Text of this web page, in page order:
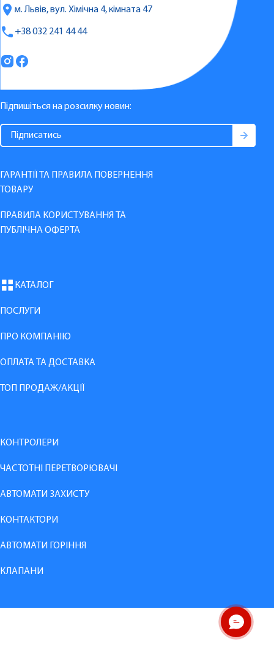
м. Львів, вул. Хімічна 4, кімната 47
+38 032 241 44 44
Підпишіться на розсилку новин:
ГАРАНТІЇ ТА ПРАВИЛА ПОВЕРНЕННЯ
ТОВАРУ
ПРАВИЛА КОРИСТУВАННЯ ТА
ПУБЛІЧНА ОФЕРТА
КАТАЛОГ
ПОСЛУГИ
ПРО КОМПАНІЮ
ОПЛАТА ТА ДОСТАВКА
ТОП ПРОДАЖ/АКЦІЇ
КОНТРОЛЕРИ
ЧАСТОТНІ ПЕРЕТВОРЮВАЧІ
АВТОМАТИ ЗАХИСТУ
КОНТАКТОРИ
АВТОМАТИ ГОРІННЯ
КЛАПАНИ
ОНЛАЙН ЧАТ